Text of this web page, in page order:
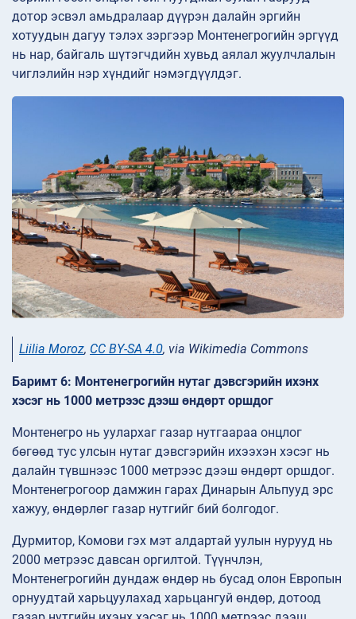
дотор эсвэл амьдралаар дүүрэн далайн эргийн
хотуудын дагуу тэлэх зэргээр Монтенегрогийн эргүүд
нь нар, байгаль шүтэгчдийн хувьд аялал жуулчлалын
чиглэлийн нэр хүндийг нэмэгдүүлдэг.
Liilia Moroz, CC BY-SA 4.0, via Wikimedia Commons
Баримт 6: Монтенегрогийн нутаг дэвсгэрийн ихэнх
хэсэг нь 1000 метрээс дээш өндөрт оршдог
Монтенегро нь уулархаг газар нутгаараа онцлог
бөгөөд тус улсын нутаг дэвсгэрийн ихээхэн хэсэг нь
далайн түвшнээс 1000 метрээс дээш өндөрт оршдог.
Монтенегрогоор дамжин гарах Динарын Альпууд эрс
хажуу, өндөрлөг газар нутгийг бий болгодог.
Дурмитор, Комови гэх мэт алдартай уулын нурууд нь
2000 метрээс давсан оргилтой. Түүнчлэн,
Монтенегрогийн дундаж өндөр нь бусад олон Европын
орнуудтай харьцуулахад харьцангуй өндөр, дотоод